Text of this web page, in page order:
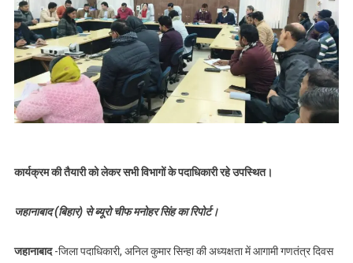
कार्यक्रम की तैयारी को लेकर सभी विभागों के पदाधिकारी रहे उपस्थित।
जहानाबाद (बिहार) से ब्यूरो चीफ मनोहर सिंह का रिपोर्ट।
जहानाबाद-जिला पदाधिकारी, अनिल कुमार सिन्हा की अध्यक्षता में आगामी गणतंत्र दिवस